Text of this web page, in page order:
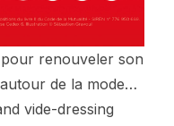
renouveler son
de la mode…
vide-dressing